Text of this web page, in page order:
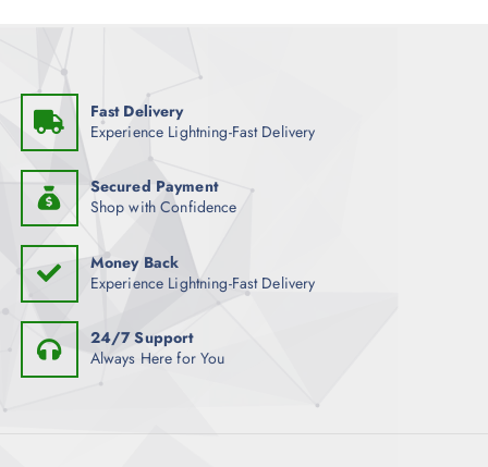
Fast Delivery
Experience Lightning-Fast Delivery
Secured Payment
Shop with Confidence
Money Back
Experience Lightning-Fast Delivery
24/7 Support
Always Here for You